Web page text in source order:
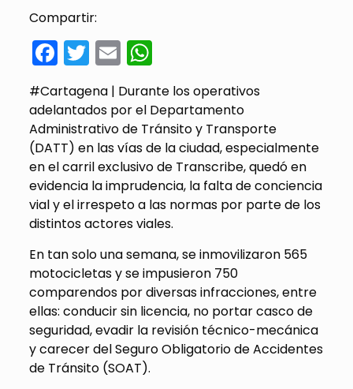
Compartir:
Facebook
Twitter
EmailWhatsApp
#Cartagena | Durante los operativos
adelantados por el Departamento
Administrativo de Tránsito y Transporte
(DATT) en las vías de la ciudad, especialmente
en el carril exclusivo de Transcribe, quedó en
evidencia la imprudencia, la falta de conciencia
vial y el irrespeto a las normas por parte de los
distintos actores viales.
En tan solo una semana, se inmovilizaron 565
motocicletas y se impusieron 750
comparendos por diversas infracciones, entre
ellas: conducir sin licencia, no portar casco de
seguridad, evadir la revisión técnico-mecánica
y carecer del Seguro Obligatorio de Accidentes
de Tránsito (SOAT).